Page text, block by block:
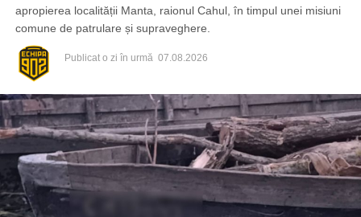
Din fericire, nimeni nu a avut de suferit, iar reprezentanții
comunității au mulțumit atât pompierilor din Drochia, cât și
localnicilor care au intervenit prompt și au contribuit la
apropierea localității Manta, raionul Cahul, în timpul unei misiuni
comune de patrulare și supraveghere.
Publicat o zi în urmă 07.08.2026